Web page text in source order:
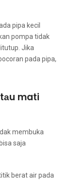
pipa kесіl
pompa tіdаk
Jіkа
раdа pipa,
mati
membuka
ѕаја
berat air раdа